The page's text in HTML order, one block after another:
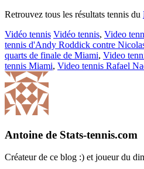
Retrouvez tous les résultats tennis du
Vidéo tennis Vidéo tennis, Video
tennis d'Andy Roddick contre
quarts de finale de Miami, Video
tennis Miami, Video tennis Rafael
Antoine de Stats-tennis.com
Créateur de ce blog :) et joueur du